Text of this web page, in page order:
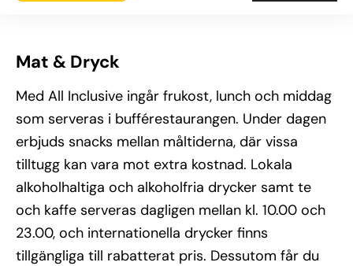
Mat & Dryck
Med All Inclusive ingår frukost, lunch och middag
som serveras i bufférestaurangen. Under dagen
erbjuds snacks mellan måltiderna, där vissa
tilltugg kan vara mot extra kostnad. Lokala
alkoholhaltiga och alkoholfria drycker samt te
och kaffe serveras dagligen mellan kl. 10.00 och
23.00, och internationella drycker finns
tillgängliga till rabatterat pris. Dessutom får du